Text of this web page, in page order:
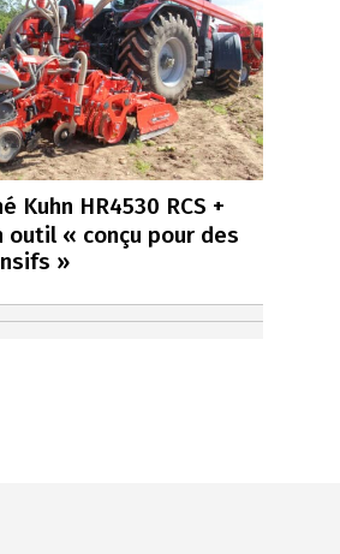
Kuhn HR4530 RCS +
outil « conçu pour des
»